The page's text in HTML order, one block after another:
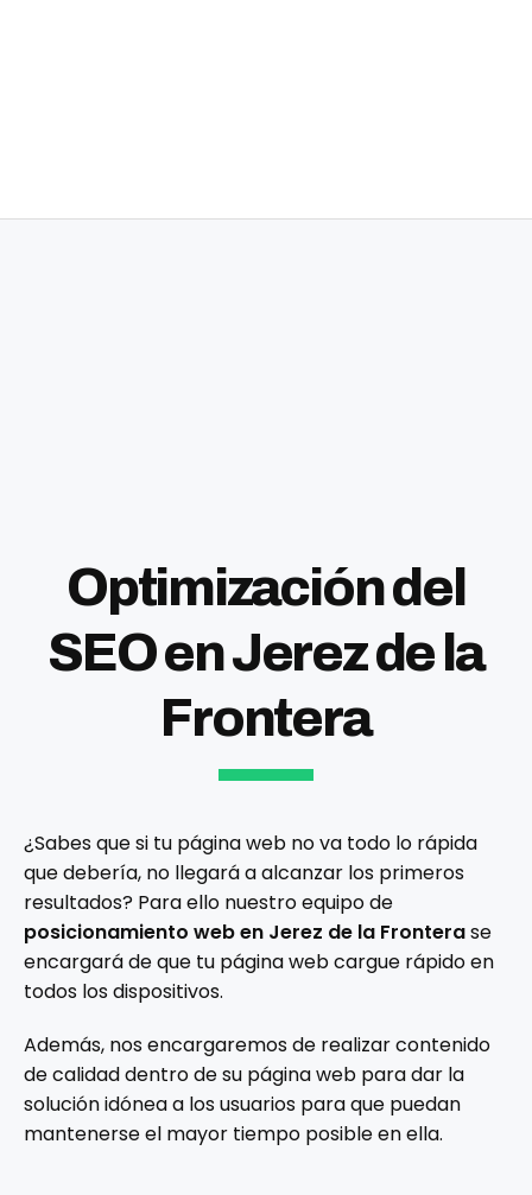
Optimización del
SEO en Jerez de la
Frontera
¿Sabes que si tu página web no va todo lo rápida
que debería, no llegará a alcanzar los primeros
resultados? Para ello nuestro equipo de
posicionamiento web en Jerez de la Fronterase
encargará de que tu página web cargue rápido en
todos los dispositivos.
Además, nos encargaremos de realizar contenido
de calidad dentro de su página web para dar la
solución idónea a los usuarios para que puedan
mantenerse el mayor tiempo posible en ella.